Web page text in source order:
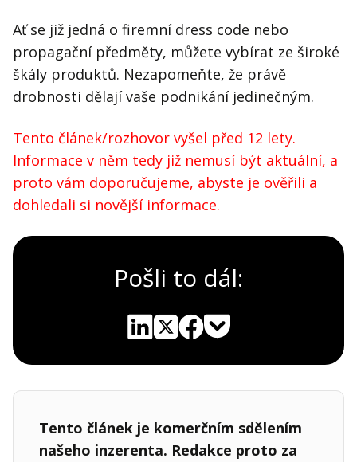
Ať se již jedná o firemní dress code nebo
propagační předměty, můžete vybírat ze široké
škály produktů. Nezapomeňte, že právě
drobnosti dělají vaše podnikání jedinečným.
Tento článek/rozhovor vyšel před 12 lety.
Informace v něm tedy již nemusí být aktuální, a
proto vám doporučujeme, abyste je ověřili a
dohledali si novější informace.
Pošli to dál:
Tento článek je komerčním sdělením
našeho inzerenta. Redakce proto za